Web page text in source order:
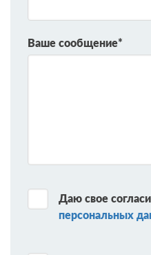
Ваше сообщение*
Даю свое
персональных